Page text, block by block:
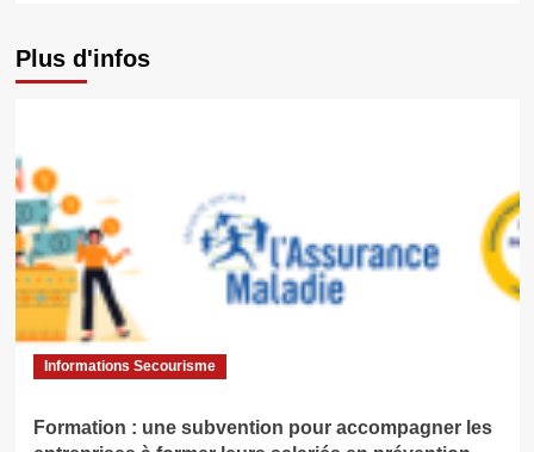
Plus d'infos
Informations Secourisme
Formation : une subvention pour accompagner les